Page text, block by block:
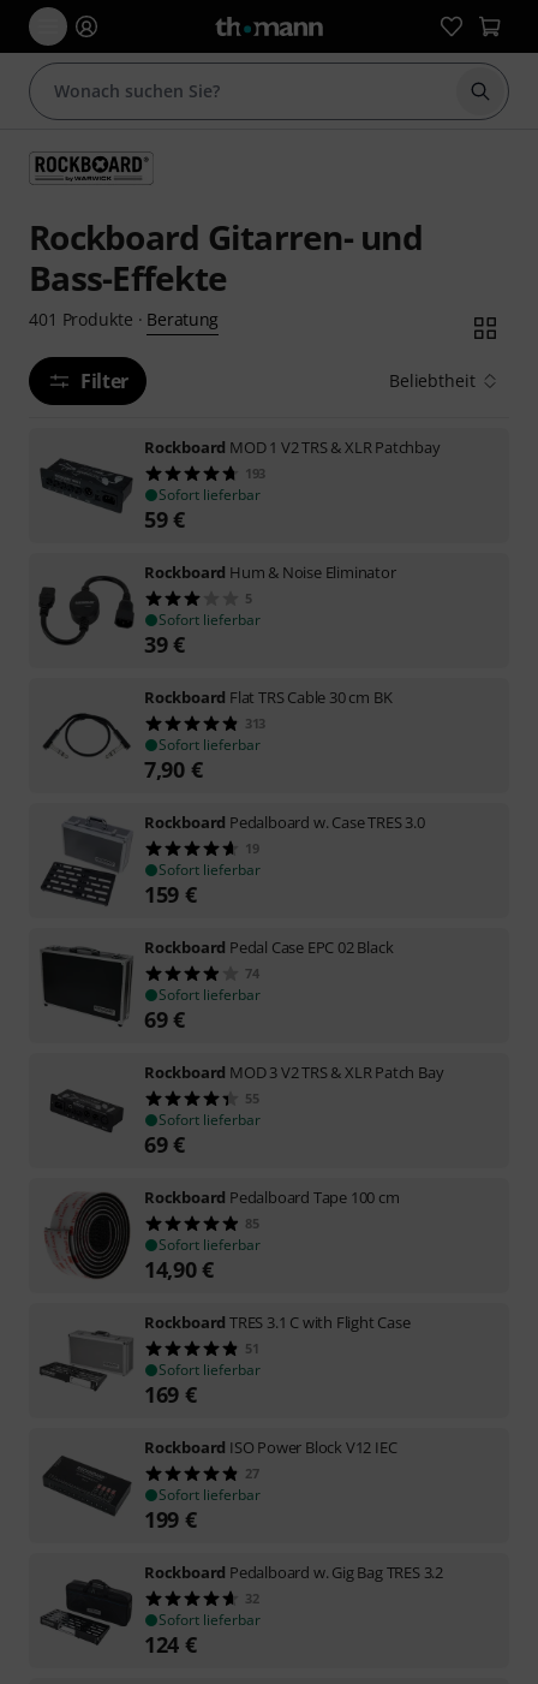
Suche
Rockboard Gitarren- und
Bass-Effekte
401 Produkte · Beratung
Filter Beliebtheit
Rockboard MOD 1 V2 TRS & XLR Patchbay
193
Sofort lieferbar
59€
Rockboard Hum & Noise Eliminator
5
Sofort lieferbar
39€
Rockboard Flat TRS Cable 30 cm BK
313
Sofort lieferbar
7,90 €
Rockboard Pedalboard w. Case TRES 3.0
19
Sofort lieferbar
159 €
Rockboard Pedal Case EPC 02 Black
74
Sofort lieferbar
69€
Rockboard MOD 3 V2 TRS & XLR Patch Bay
55
Sofort lieferbar
69€
Rockboard Pedalboard Tape 100 cm
85
Sofort lieferbar
14,90€
Rockboard TRES 3.1 C with Flight Case
51
Sofort lieferbar
169 €
Rockboard ISO Power Block V12 IEC
27
Sofort lieferbar
199 €
Rockboard Pedalboard w. Gig Bag TRES 3.2
32
Sofort lieferbar
124 €